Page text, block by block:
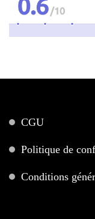
CGU
Politique de
Conditions